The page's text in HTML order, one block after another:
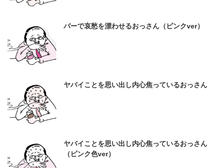
バーで哀愁を漂わせるおっさん（ピンクver）
ヤバイことを思い出し内心焦っているおっさん
ヤバイことを思い出し内心焦っているおっさん
（ピンク色ver）